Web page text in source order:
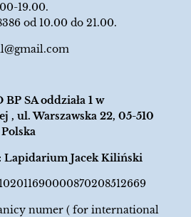
19.00.
od 10.00 do 21.00.
SA oddziała 1 w
, ul. Warszawska 22, 05-510
Lapidarium Jacek Kiliński
numer ( for international